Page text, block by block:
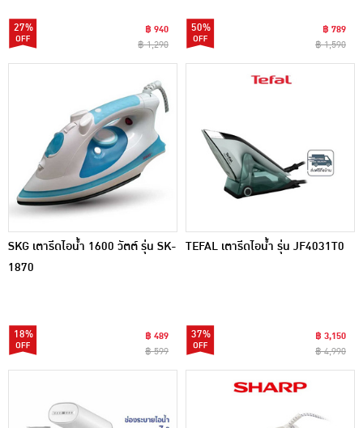
27%
฿ 940
฿ 1,290
50%
฿ 789
฿ 1,590
SKG เตารีดไอน้ำ 1600 วัตต์ รุ่น SK-
1870
18%
฿ 489
฿ 599
TEFAL เตารีดไอน้ำ รุ่น JF4031T0
37%
฿ 3,150
฿ 4,990